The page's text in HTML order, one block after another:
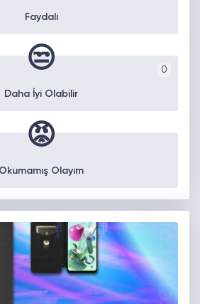
Faydalı
0
😒
Daha İyi Olabilir
😡
Okumamış Olayım